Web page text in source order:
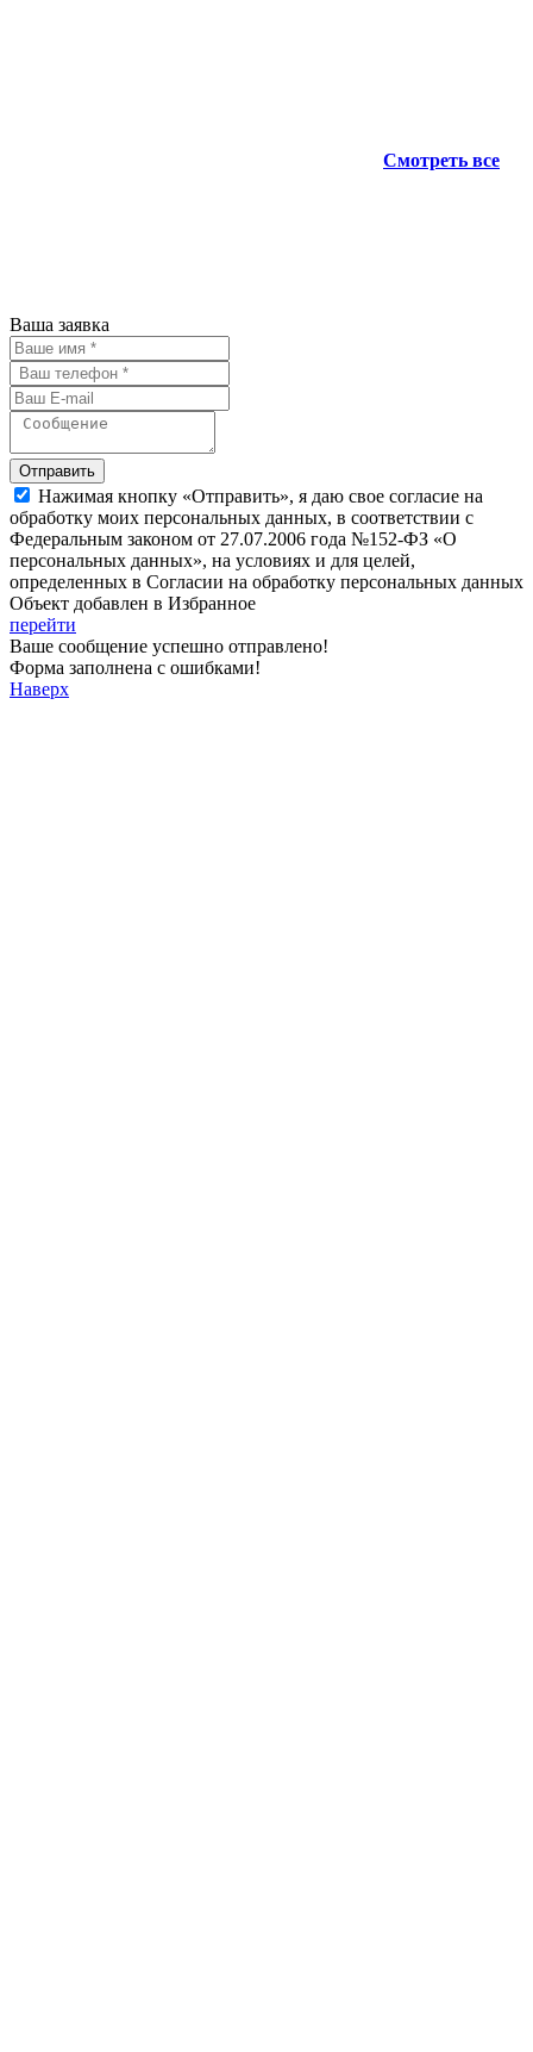
Смотреть все
Ваша заявка
Отправить
Нажимая кнопку «Отправить», я даю свое согласие на
обработку моих персональных данных, в соответствии с
Федеральным законом от 27.07.2006 года №152-ФЗ «О
персональных данных», на условиях и для целей,
определенных в Согласии на обработку персональных данных
Объект добавлен в Избранное
перейти
Ваше сообщение успешно отправлено!
Форма заполнена с ошибками!
Наверх